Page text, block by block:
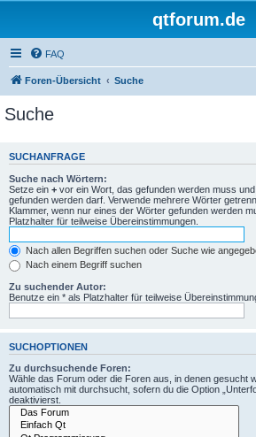
qtforum.de
FAQ
Foren-Übersicht Suche
Suche
SUCHANFRAGE
Suche nach Wörtern:
Setze ein + vor ein Wort, das gefunden werden muss
gefunden werden darf. Verwende mehrere Wörter
Klammer, wenn nur eines der Wörter gefunden werden
Platzhalter für teilweise Übereinstimmungen.
Nach allen Begriffen suchen oder Suche wie
Nach einem Begriff suchen
Zu suchender Autor:
Benutze ein * als Platzhalter für teilweise
SUCHOPTIONEN
Zu durchsuchende Foren:
Wähle das Forum oder die Foren aus, in denen gesucht
automatisch mit durchsucht, sofern du die Option
deaktivierst.